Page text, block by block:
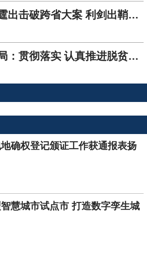
邓州警方：雷霆出击破跨省大案 利剑出鞘斩幕后毒瘤
河南温县质监局：贯彻落实 认真推进脱贫攻坚工作
确权登记颁证工作获通报表扬
慧城市试点市 打造数字孪生城